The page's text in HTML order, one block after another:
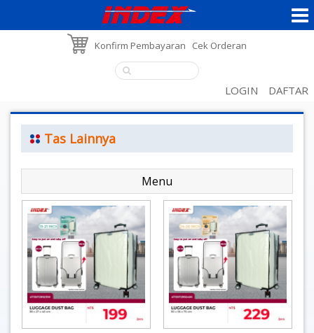
Konfirm Pembayaran Cek Orderan
LOGIN DAFTAR
Tas Lainnya
Menu